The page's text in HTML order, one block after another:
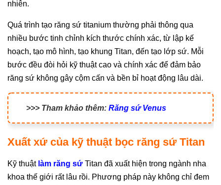
nhiên.
Quá trình tạo răng sứ titanium thường phải thông qua
nhiều bước tinh chỉnh kích thước chính xác, từ lập kế
hoạch, tạo mô hình, tạo khung Titan, đến tạo lớp sứ. Mỗi
bước đều đòi hỏi kỹ thuật cao và chính xác để đảm bảo
răng sứ không gây cộm cấn và bền bỉ hoạt động lâu dài.
>>> Tham khảo thêm: Răng sứ Venus
Xuất xứ của kỹ thuật bọc răng sứ Titan
Kỹ thuật làm răng sứ Titan đã xuất hiện trong ngành nha
khoa thế giới rất lâu rồi. Phương pháp này không chỉ đem